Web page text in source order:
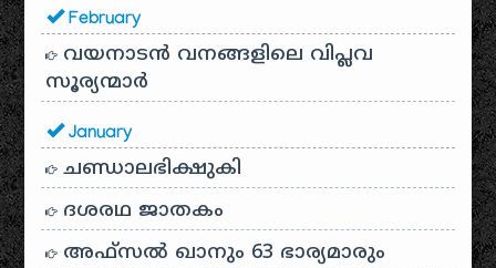
February
വയനാടൻ വനങ്ങളിലെ വിപ്ലവ
സൂര്യന്മാർ
January
ചണ്ഡാലഭിക്ഷുകി
ദശരഥ ജാതകം
അഫ്സൽ ഖാനും 63 ഭാര്യമാരും